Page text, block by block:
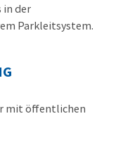
in der
Parkleitsystem.
mit öffentlichen